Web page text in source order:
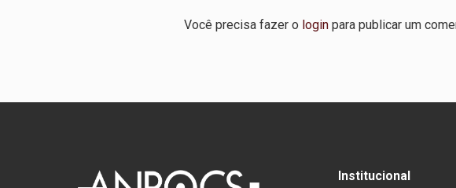
Você precisa fazer o login para publicar um
Institucional